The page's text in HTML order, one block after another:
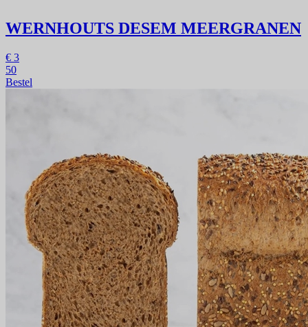
WERNHOUTS DESEM MEERGRANEN
€ 3
50
Bestel